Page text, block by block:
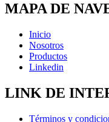
MAPA DE
Inicio
Nosotros
Productos
Linkedin
LINK DE
Términos y